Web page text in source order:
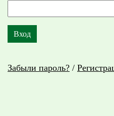
Забыли пароль? /